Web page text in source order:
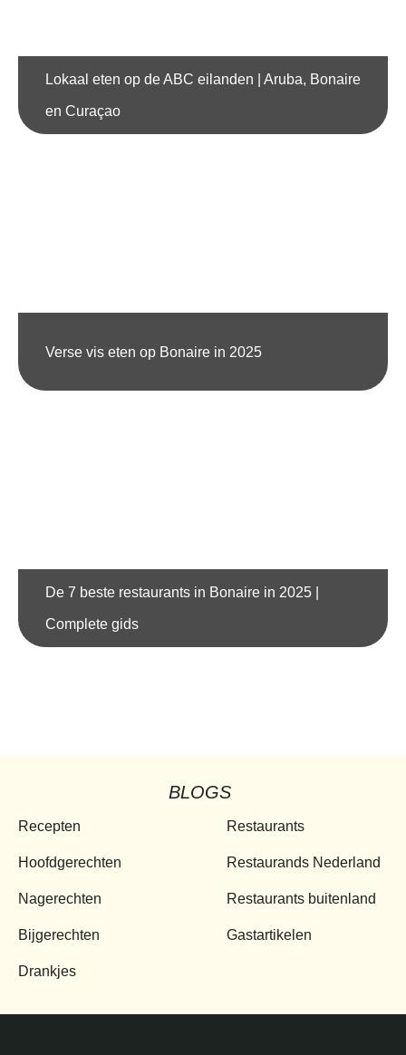
Lokaal eten op de ABC eilanden | Aruba, Bonaire
en Curaçao
Verse vis eten op Bonaire in 2025
De 7 beste restaurants in Bonaire in 2025 |
Complete gids
BLOGS
Recepten
Hoofdgerechten
Nagerechten
Bijgerechten
Drankjes
Restaurants
Restaurands Nederland
Restaurants buitenland
Gastartikelen